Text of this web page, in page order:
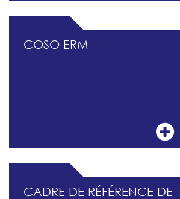
COSO ERM
CADRE DE RÉFÉRENCE DE